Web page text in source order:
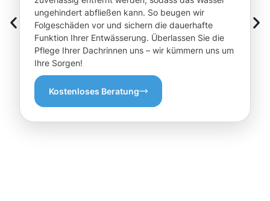
ungehindert abfließen kann. So beugen wir
Folgeschäden vor und sichern die dauerhafte
Funktion Ihrer Entwässerung. Überlassen Sie die
Pflege Ihrer Dachrinnen uns – wir kümmern uns um
Ihre Sorgen!
Kostenloses Beratung